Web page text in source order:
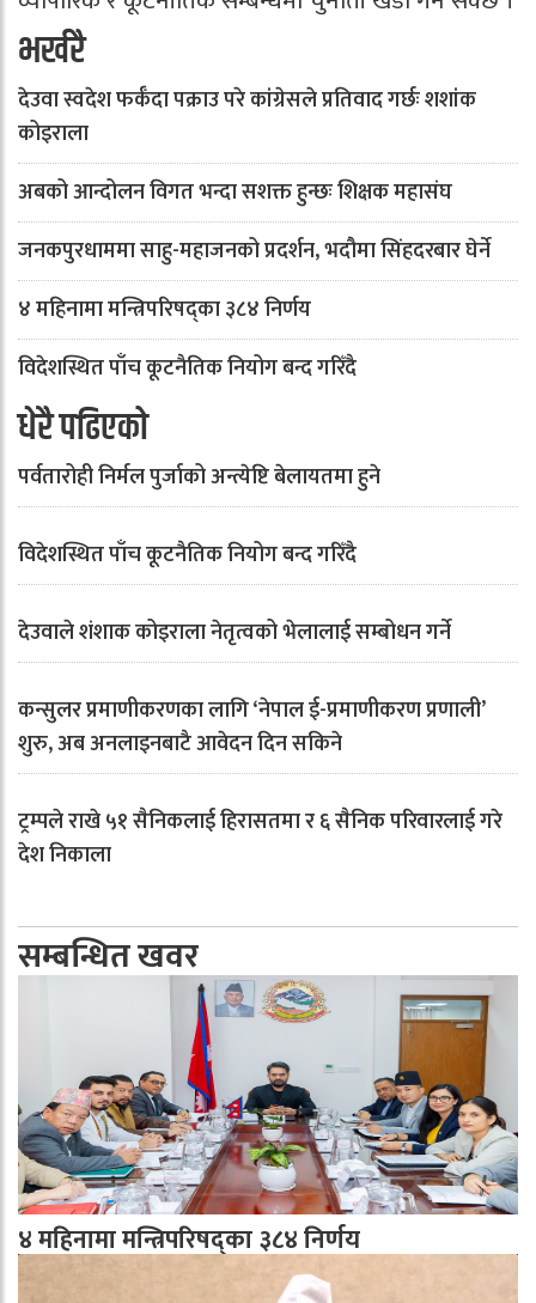
भर्खरै
देउवा स्वदेश फर्कँदा पक्राउ परे कांग्रेसले प्रतिवाद गर्छः शशांक
कोइराला
अबको आन्दोलन विगत भन्दा सशक्त हुन्छः शिक्षक महासंघ
जनकपुरधाममा साहु-महाजनको प्रदर्शन, भदौमा सिंहदरबार घेर्ने
४ महिनामा मन्त्रिपरिषद्का ३८४ निर्णय
विदेशस्थित पाँच कूटनैतिक नियोग बन्द गरिँदै
धेरै पढिएको
पर्वतारोही निर्मल पुर्जाको अन्त्येष्टि बेलायतमा हुने
विदेशस्थित पाँच कूटनैतिक नियोग बन्द गरिँदै
देउवाले शंशाक कोइराला नेतृत्वको भेलालाई सम्बोधन गर्ने
कन्सुलर प्रमाणीकरणका लागि ‘नेपाल ई-प्रमाणीकरण प्रणाली’
शुरु, अब अनलाइनबाटै आवेदन दिन सकिने
ट्रम्पले राखे ५१ सैनिकलाई हिरासतमा र ६ सैनिक परिवारलाई गरे
देश निकाला
सम्बन्धित खवर
४ महिनामा मन्त्रिपरिषद्का ३८४ निर्णय